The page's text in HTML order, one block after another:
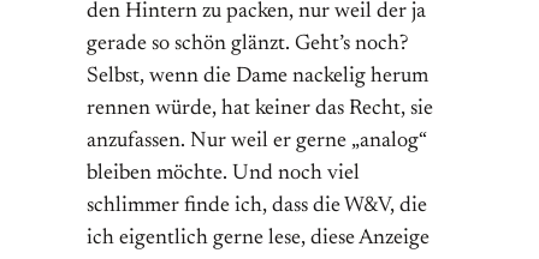
den Hintern zu packen, nur weil der ja
gerade so schön glänzt. Geht’s noch?
Selbst, wenn die Dame nackelig herum
rennen würde, hat keiner das Recht, sie
anzufassen. Nur weil er gerne „analog“
bleiben möchte. Und noch viel
schlimmer finde ich, dass die W&V, die
ich eigentlich gerne lese, diese Anzeige